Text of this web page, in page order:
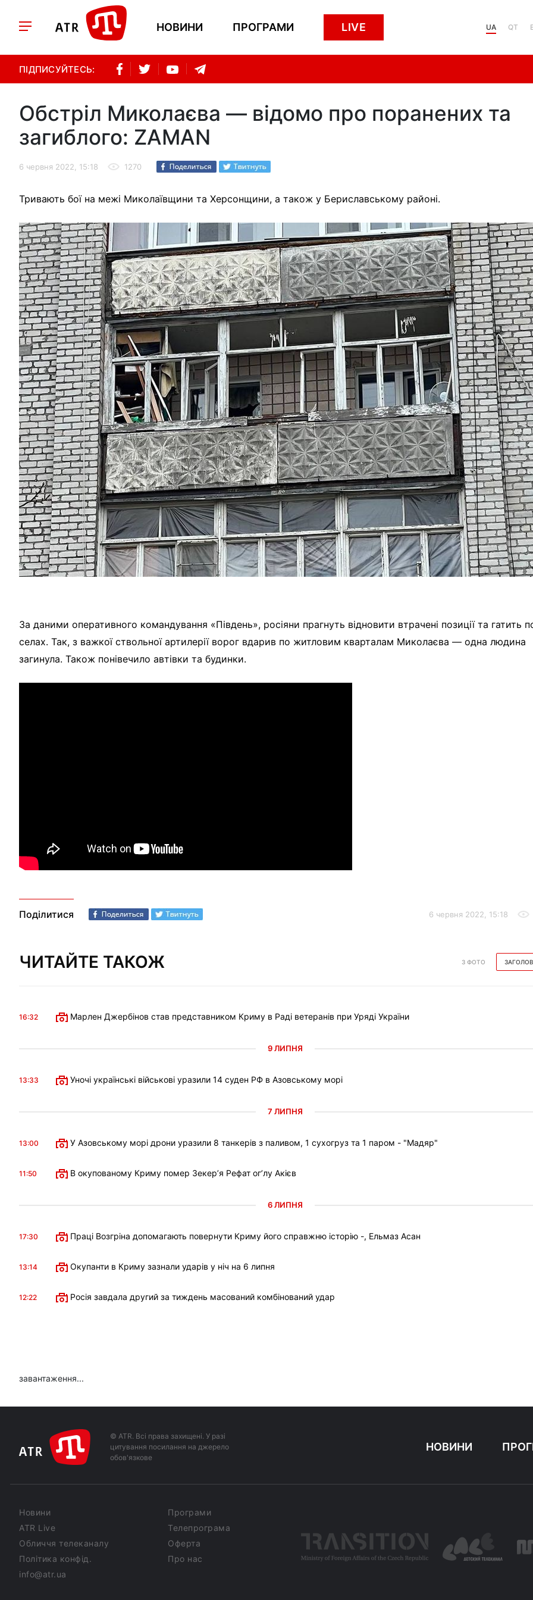
НОВИНИ ПРОГРАМИ LIVE UA QT
ПІДПИСУЙТЕСЬ:
Обстріл Миколаєва — відомо про поранених та
загиблого: ZAMAN
6 червня 2022, 15:18 1270
Тривають бої на межі Миколаївщини та Херсонщини, а також у Бериславському районі.
За даними оперативного командування «Південь», росіяни прагнуть відновити втрачені позиції та гатить
селах. Так, з важкої ствольної артилерії ворог вдарив по житловим кварталам Миколаєва — одна людина
загинула. Також понівечило автівки та будинки.
Поділитися 6 червня 2022, 15:18
ЧИТАЙТЕ ТАКОЖ З ФОТО
16:32 Марлен Джербінов став представником Криму в Раді ветеранів при Уряді України
9 ЛИПНЯ
13:33 Уночі українські військові уразили 14 суден РФ в Азовському морі
7 ЛИПНЯ
13:00 У Азовському морі дрони уразили 8 танкерів з паливом, 1 сухогруз та 1 паром - "Мадяр"
11:50 В окупованому Криму помер Зекерʼя Рефат огʼлу Акієв
6 ЛИПНЯ
17:30 Праці Возгріна допомагають повернути Криму його справжню історію -, Ельмаз Асан
13:14 Окупанти в Криму зазнали ударів у ніч на 6 липня
12:22 Росія завдала другий за тиждень масований комбінований удар
завантаження...
© ATR. Всі права захищені. У разі
цитування посилання на джерело
обов'язкове
НОВИНИ
Новини
Програми
ATR Live
Телепрограма
Обличчя телеканалу
Оферта
Політика конфід.
Про нас
info@atr.ua